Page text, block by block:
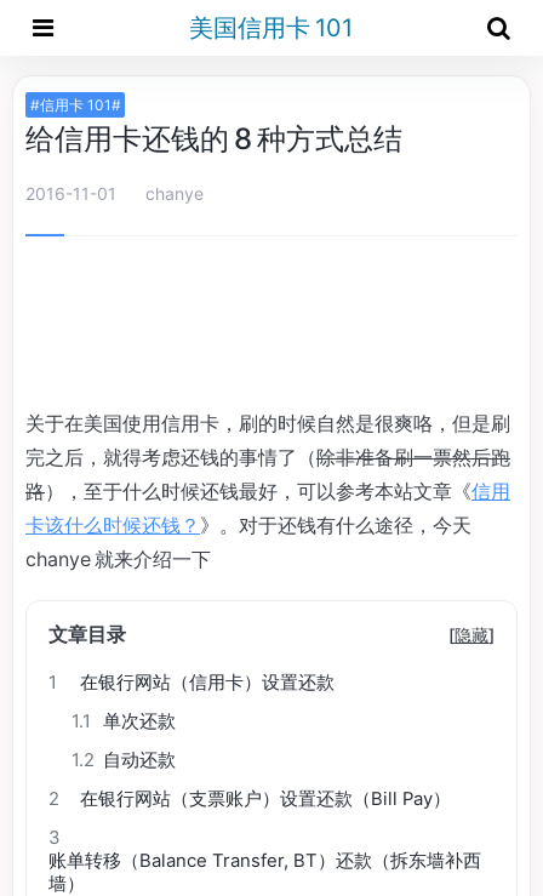
美国信用卡 101
#信用卡 101#
给信用卡还钱的 8 种方式总结
2016-11-01 chanye
关于在美国使用信用卡，刷的时候自然是很爽咯，但是刷
完之后，就得考虑还钱的事情了（除非准备刷一票然后跑
路），至于什么时候还钱最好，可以参考本站文章《信用
卡该什么时候还钱？ 》。对于还钱有什么途径，今天
chanye 就来介绍一下
文章目录 [隐藏]
1
在银行网站（信用卡）设置还款
1.1
单次还款
1.2 自动还款
2
在银行网站（支票账户）设置还款（Bill Pay）
3
账单转移（Balance Transfer, BT）还款（拆东墙补西
墙）